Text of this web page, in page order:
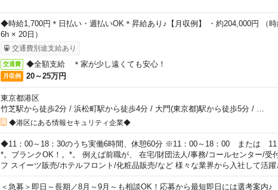
◆時給1,700円＊日払い・週払いOK＊昇給あり♪【月収例】 ・約204,000円 （
6h × 20日）
交通費別途支給あり
交通費 ◆全額支給 ＊家が少し遠くても安心！
月収例 20～25万円
東京都港区
竹芝駅から徒歩2分/ 浜松町駅から徒歩4分/ 大門(東京都)駅から徒歩5分/
◆港区にある情報セキュリティ企業◆
◆11：00～18：30のうち実働6時間、休憩60分 ※11：00～18：00 または
*。ブランクOK！。*。 例えば前職が、 在宅/財団法人/事務/コールセンター/受
フ スイーツ販売/ホテルフロント/化粧品販売/など 様々な業界から入社して活躍
＜急募＞即日～長期／8月～9月～も相談OK！応募から最短即日には選考案内♪